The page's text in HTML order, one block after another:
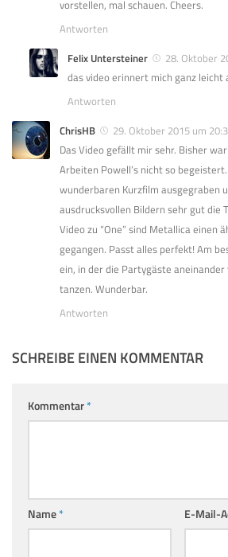
vorstellen, mal schauen. Cheers.
Antworten
Felix Untersteiner
28. Oktober
das video erinnert mich ganz leicht
Antworten
ChrisHB
29. Oktober 2015 um
Das Video gefällt mir sehr. Bisher
Arbeiten Powell’s nicht so
wunderbaren Kurzfilm ausgegraben
ausdrucksvollen Bildern sehr gut die
Video zu “One” sind Metallica einen
gegangen. Passt alles perfekt! Am
ein, in der die Partygäste
tanzen. Wunderbar.
Antworten
SCHREIBE EINEN KOMMENTAR
Kommentar*
Name* E-Mail-